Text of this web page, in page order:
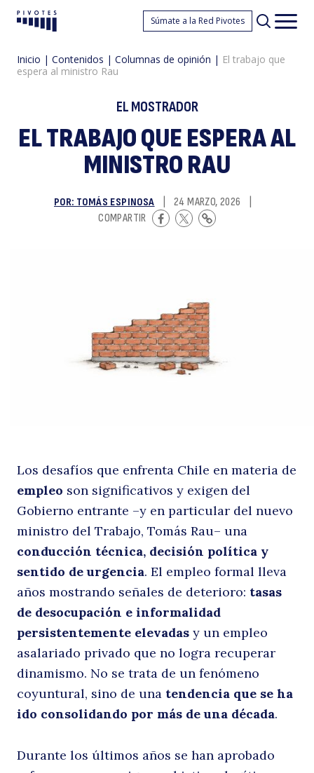
El
Pivotes Súmate a la Red Pivotes
Inicio | Contenidos | Columnas de opinión | El trabajo que
espera al ministro Rau
EL MOSTRADOR
EL TRABAJO QUE ESPERA AL
MINISTRO RAU
POR: TOMÁS ESPINOSA 24 MARZO, 2026
COMPARTIR
Los desafíos que enfrenta Chile en materia de
empleo son significativos y exigen del
Gobierno entrante –y en particular del nuevo
ministro del Trabajo, Tomás Rau– una
conducción técnica, decisión política y
sentido de urgencia. El empleo formal lleva
años mostrando señales de deterioro: tasas
de desocupación e informalidad
persistentemente elevadas y un empleo
asalariado privado que no logra recuperar
dinamismo. No se trata de un fenómeno
coyuntural, sino de una tendencia que se ha
ido consolidando por más de una década.
Durante los últimos años se han aprobado